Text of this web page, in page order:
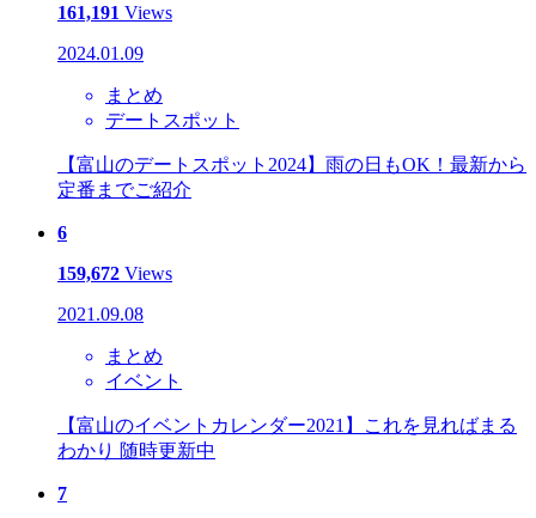
161,191 Views
2024.01.09
まとめ
デートスポット
【富山のデートスポット2024】雨の日もOK！最新から
定番までご紹介
6
159,672 Views
2021.09.08
まとめ
イベント
【富山のイベントカレンダー2021】これを見ればまる
わかり 随時更新中
7